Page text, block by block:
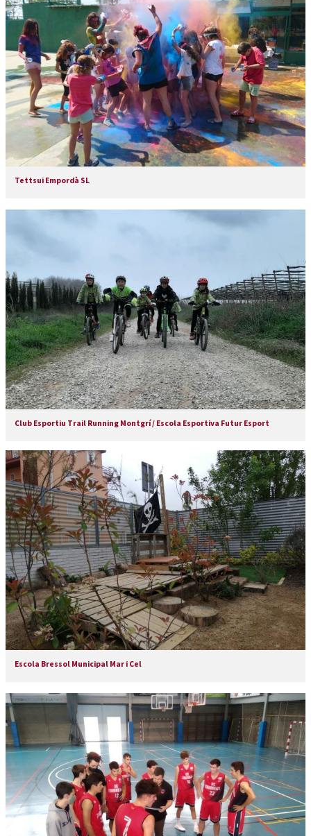
Tettsui Empordà SL
Club Esportiu Trail Running Montgrí / Escola Esportiva Futur Esport
Escola Bressol Municipal Mar i Cel